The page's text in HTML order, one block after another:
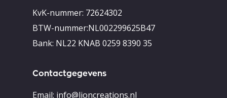
KvK-nummer: 72624302
BTW-nummer:NL002299625B47
Bank: NL22 KNAB 0259 8390 35
Contactgegevens
Email: info@lioncreations.nl